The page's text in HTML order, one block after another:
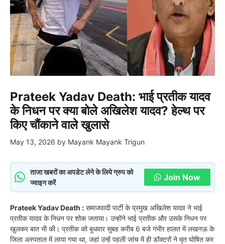
Prateek Yadav Death: भाई प्रतीक यादव
के निधन पर क्या बोले अखिलेश यादव? हेल्थ पर
किए चौंकाने वाले खुलासे
May 13, 2026 by Mayank Mayank Trigun
ताजा खबरों का अपडेट लेने के लिये ग्रुप को
ज्वाइन करें
Join Now
Prateek Yadav Death : समाजवादी पार्टी के प्रमुख अखिलेश यादव ने भाई
प्रतीक यादव के निधन पर शोक जताया। उन्होंने भाई प्रतीक और उसके निधन पर
खुलकर बात भी की। प्रतीक को बुधवार सुबह करीब 6 बजे गंभीर हालत में लखनऊ के
जिला अस्पताल में लाया गया था, जहां उन्हें पहली जांच में ही डॉक्टरों ने मृत घोषित कर